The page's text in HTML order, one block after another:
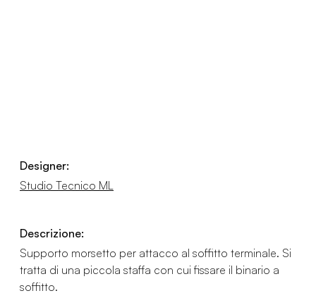
Designer:
Studio Tecnico ML
Descrizione:
Supporto morsetto per attacco al soffitto terminale. Si
tratta di una piccola staffa con cui fissare il binario a
soffitto.